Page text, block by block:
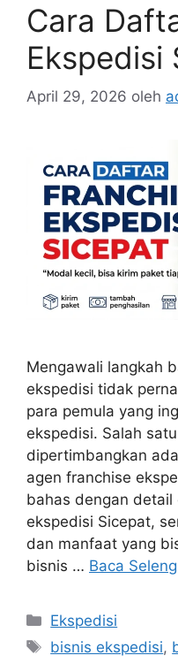
Cara
Ekspedisi
April 29, 2026 oleh
Mengawali langkah
ekspedisi tidak
para pemula yang
ekspedisi. Salah
dipertimbangkan
agen franchise
bahas dengan
ekspedisi Sicepat,
dan manfaat yang
bisnis … Baca
Ekspedisi
bisnis ekspedisi,